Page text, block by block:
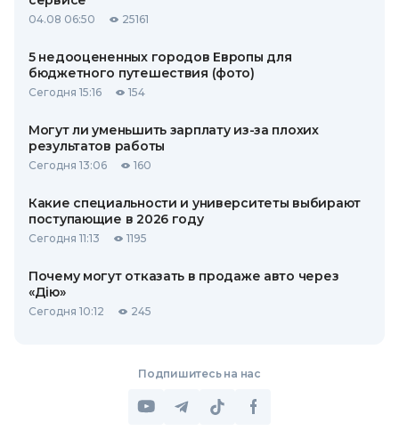
04.08 06:50 25161
5 недооцененных городов Европы для
бюджетного путешествия (фото)
Сегодня 15:16 154
Могут ли уменьшить зарплату из-за плохих
результатов работы
Сегодня 13:06 160
Какие специальности и университеты выбирают
поступающие в 2026 году
Сегодня 11:13 1195
Почему могут отказать в продаже авто через
«Дію»
Сегодня 10:12 245
Подпишитесь на нас